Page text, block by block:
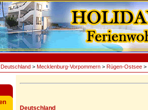
Deutschland > Mecklenburg-Vorpommern > Rügen-Ostsee >
Deutschland